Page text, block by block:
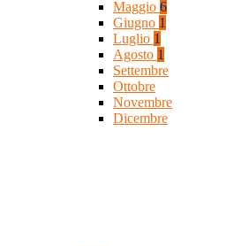
Maggio 6
Giugno 1
Luglio 1
Agosto 1
Settembre
Ottobre
Novembre
Dicembre